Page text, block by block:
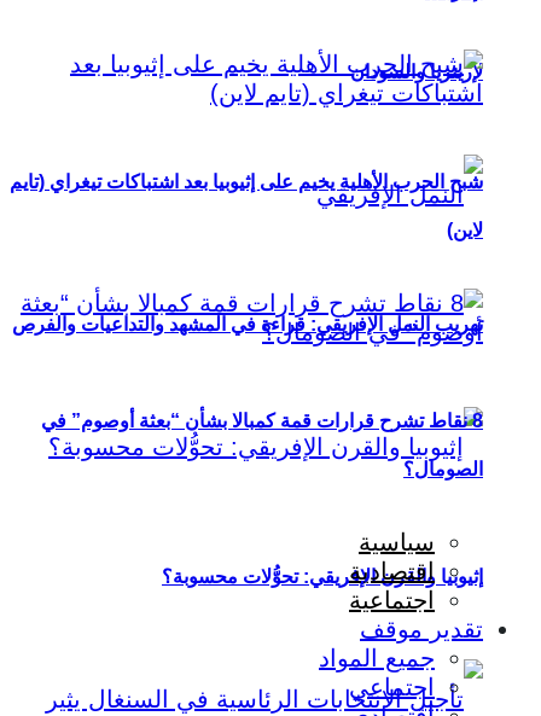
لإريتريا والسودان
تهريب النمل الإفريقي: قراءة في المشهد والتداعيات والفرص
إثيوبيا والقرن الإفريقي: تحوُّلات محسوبة؟
شبح الحرب الأهلية يخيم على إثيوبيا بعد اشتباكات تيغراي (تايم
لاين)
8 نقاط تشرح قرارات قمة كمبالا بشأن “بعثة أوصوم” في
الصومال؟
سياسية
اقتصادية
اجتماعية
تقدير موقف
جميع المواد
اجتماعي